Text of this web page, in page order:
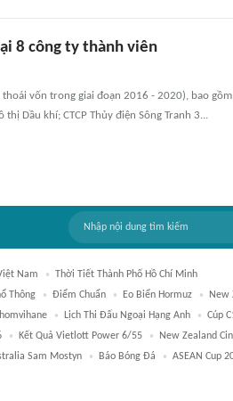
8 công ty thành viên
vốn trong giai đoạn 2016 - 2020), bao gồm:
thị Dầu khí; CTCP Thủy điện Sông Tranh 3...
Nam
Thời Tiết Thành Phố Hồ Chí Minh
Thông Điểm Chuẩn Eo Biển Hormuz New
Lịch Thi Đấu Ngoại Hạng Anh Cúp
Kết Quả Vietlott Power 6/55 New Zealand
Sam Mostyn Báo Bóng Đá
ASEAN Cup